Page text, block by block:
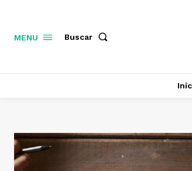
MENU Buscar